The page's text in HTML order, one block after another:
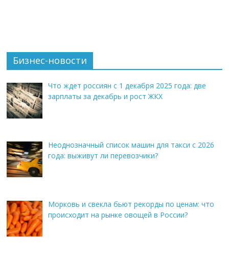
Бизнес-новости
Что ждет россиян с 1 декабря 2025 года: две
зарплаты за декабрь и рост ЖКХ
Неоднозначный список машин для такси с 2026
года: выживут ли перевозчики?
Морковь и свекла бьют рекорды по ценам: что
происходит на рынке овощей в России?